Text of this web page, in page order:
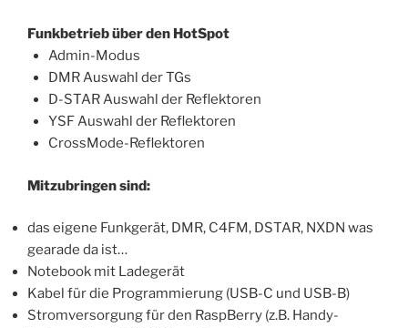
Funkbetrieb über den HotSpot
Admin-Modus
DMR Auswahl der TGs
D-STAR Auswahl der Reflektoren
YSF Auswahl der Reflektoren
CrossMode-Reflektoren
Mitzubringen sind:
das eigene Funkgerät, DMR, C4FM, DSTAR, NXDN was
gearade da ist…
Notebook mit Ladegerät
Kabel für die Programmierung (USB-C und USB-B)
Stromversorgung für den RaspBerry (z.B. Handy-